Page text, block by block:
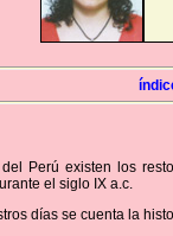
Perú existen los
el siglo IX a.c.
días se cuenta la